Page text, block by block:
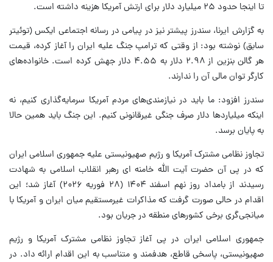
تا اینجا حدود ۲۵ میلیارد دلار برای ارتش آمریکا هزینه داشته است.
به گزارش ایرنا، سندرز پیشتر نیز در پیامی در رسانه اجتماعی ایکس (توئیتر
سابق) نوشته بود: از وقتی که ترامپ جنگ علیه ایران را آغاز کرده، قیمت
هر گالن بنزین از ۲.۹۸ دلار به ۴.۵۵ دلار جهش کرده است. خانواده‌های
کارگر توان مالی آن را ندارند.
سندرز افزود: ما باید در نیازمندی‌های مردم آمریکا سرمایه‌گذاری کنیم، نه
اینکه میلیاردها دلار صرف جنگی غیرقانونی کنیم. این جنگ باید همین حالا
به پایان برسد.
تجاوز نظامی مشترک آمریکا و رژیم صهیونیستی علیه جمهوری اسلامی ایران
که در پی آن حضرت آیت الله خامنه ای رهبر انقلاب اسلامی به شهادت
رسیدند از بامداد روز نهم اسفند ۱۴۰۴ (۲۸ فوریه ۲۰۲۶) آغاز شد؛ این
اقدام در حالی صورت گرفت که مذاکرات غیرمستقیم میان ایران و آمریکا با
میانجی‌گری برخی کشورهای منطقه در جریان بود.
جمهوری اسلامی ایران در پی آغاز تجاوز نظامی مشترک آمریکا و رژیم
صهیونیستی، پاسخی قاطع، هدفمند و متناسب به این اقدام ارائه داد. در